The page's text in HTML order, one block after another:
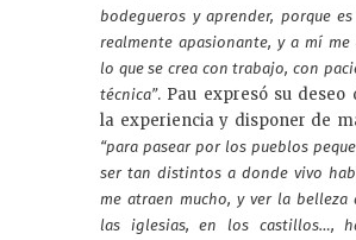
bodegueros y aprender, porque
realmente apasionante, y a mí
lo que se crea con trabajo, con
técnica”. Pau expresó su deseo
la experiencia y disponer de
“para pasear por los pueblos
ser tan distintos a donde vivo
me atraen mucho, y ver la belleza
las iglesias, en los castillos…,